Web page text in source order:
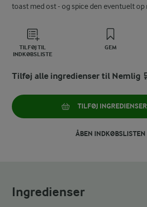
toast med ost - og spice den eventuelt
TILFØJ TIL
INDKØBSLISTE
GEM
Tilføj alle ingredienser til Nemlig
TILFØJ
ÅBEN INDKØBSLISTEN
Ingredienser